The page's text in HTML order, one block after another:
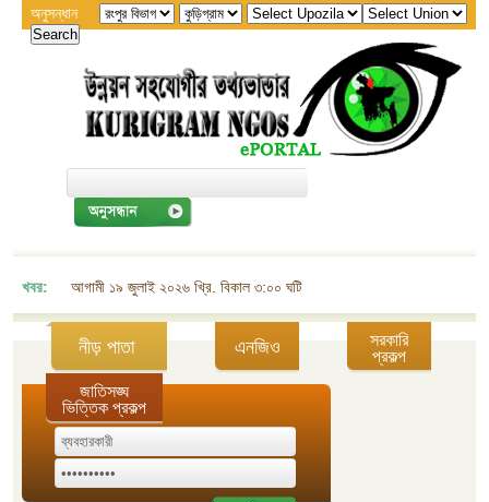
অনুসন্ধান
খবর: আগামী ১৯ জুলাই ২০২৬ খ্রি. বিকাল ৩:০০ ঘটিকায় জেলা এনজিও বিষয়ক সমন্বয়
নীড় পাতা এনজিও
সরকারি
প্রকল্প
জাতিসঙ্ঘ
ভিত্তিক প্রকল্প